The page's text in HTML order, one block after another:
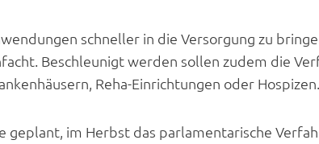
schneller in die Versorgung zu
Beschleunigt werden sollen zudem die
Reha-Einrichtungen oder Hospizen.
geplant, im Herbst das parlamentarische